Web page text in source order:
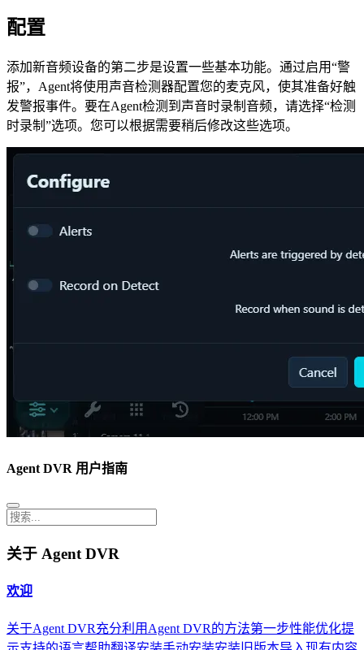
配置
添加新音频设备的第二步是设置一些基本功能。通过启用“警
报”，Agent将使用声音检测器配置您的麦克风，使其准备好触
发警报事件。要在Agent检测到声音时录制音频，请选择“检测
时录制”选项。您可以根据需要稍后修改这些选项。
Agent DVR 用户指南
关于 Agent DVR
欢迎
关于Agent DVR充分利用Agent DVR的方法第一步性能优化提